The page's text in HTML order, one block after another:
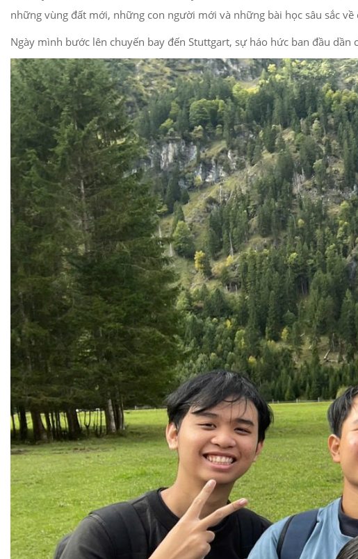
những vùng đất mới, những con người mới và những bài học sâu sắc
Ngày mình bước lên chuyến bay đến Stuttgart, sự háo hức ban đầu